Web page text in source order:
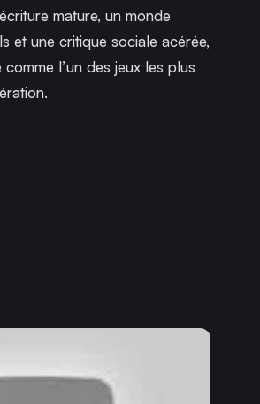
mature, un monde
et une critique sociale acérée,
l’un des jeux les plus